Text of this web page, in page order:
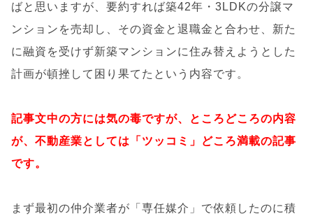
ばと思いますが、要約すれば築42年・3LDKの分譲マ
ンションを売却し、その資金と退職金と合わせ、新た
に融資を受けず新築マンションに住み替えようとした
計画が頓挫して困り果てたという内容です。
記事文中の方には気の毒ですが、ところどころの内容
が、不動産業としては
「ツッコミ」
どころ満載の記事
です。
まず最初の仲介業者が「専任媒介」で依頼したのに積